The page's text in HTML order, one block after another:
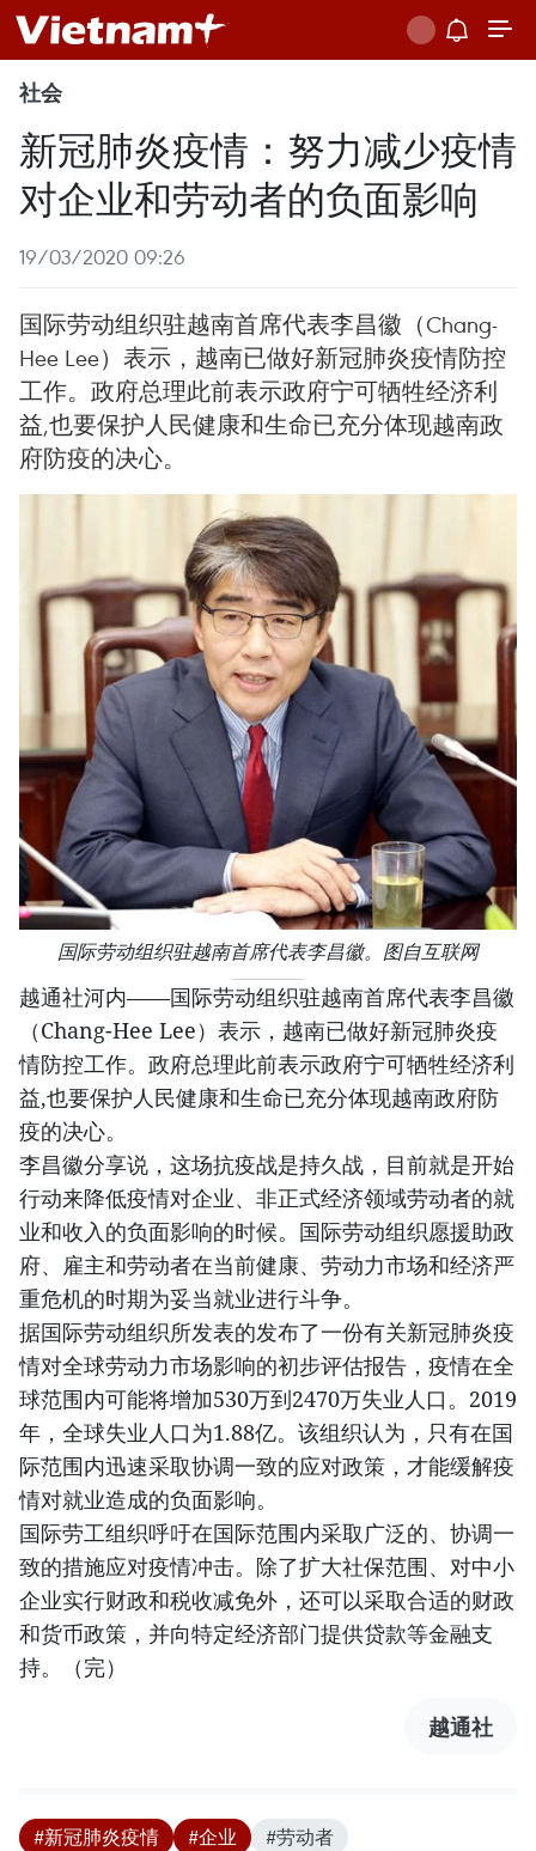
社会
新冠肺炎疫情：努力减少疫情
对企业和劳动者的负面影响
19/03/2020 09:26
国际劳动组织驻越南首席代表李昌徽（Chang-
Hee Lee）表示，越南已做好新冠肺炎疫情防控
工作。政府总理此前表示政府宁可牺牲经济利
益,也要保护人民健康和生命已充分体现越南政
府防疫的决心。
国际劳动组织驻越南首席代表李昌徽。图自互联网
越通社河内——国际劳动组织驻越南首席代表李昌徽
（Chang-Hee Lee）表示，越南已做好新冠肺炎疫
情防控工作。政府总理此前表示政府宁可牺牲经济利
益,也要保护人民健康和生命已充分体现越南政府防
疫的决心。
李昌徽分享说，这场抗疫战是持久战，目前就是开始
行动来降低疫情对企业、非正式经济领域劳动者的就
业和收入的负面影响的时候。国际劳动组织愿援助政
府、雇主和劳动者在当前健康、劳动力市场和经济严
重危机的时期为妥当就业进行斗争。
据国际劳动组织所发表的发布了一份有关新冠肺炎疫
情对全球劳动力市场影响的初步评估报告，疫情在全
球范围内可能将增加530万到2470万失业人口。2019
年，全球失业人口为1.88亿。该组织认为，只有在国
际范围内迅速采取协调一致的应对政策，才能缓解疫
情对就业造成的负面影响。
国际劳工组织呼吁在国际范围内采取广泛的、协调一
致的措施应对疫情冲击。除了扩大社保范围、对中小
企业实行财政和税收减免外，还可以采取合适的财政
和货币政策，并向特定经济部门提供贷款等金融支
持。（完）
越通社
#新冠肺炎疫情 #企业
#劳动者